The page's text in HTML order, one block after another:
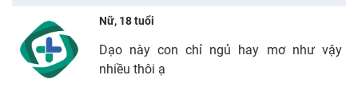
Nữ, 18 tuổi
Dạo này con chỉ ngủ hay mơ như vậy
nhiều thôi ạ